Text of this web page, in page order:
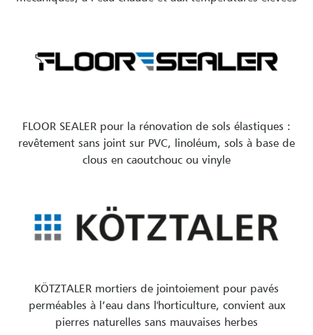
FLOOR SEALER pour la rénovation de sols élastiques :
revêtement sans joint sur PVC, linoléum, sols à base de
clous en caoutchouc ou vinyle
KÖTZTALER mortiers de jointoiement pour pavés
perméables à l’eau dans l'horticulture, convient aux
pierres naturelles sans mauvaises herbes